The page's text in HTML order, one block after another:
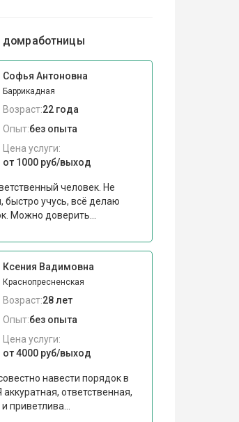
домработницы
Софья Антоновна
Баррикадная
Возраст:22 года
Опыт:без опыта
Цена услуги:
от 1000 руб/выход
человек. Не
быстро учусь, всё делаю
Можно доверить...
Ксения Вадимовна
Краснопресненская
Возраст:28 лет
Опыт:без опыта
Цена услуги:
от 4000 руб/выход
навести порядок в
ответственная,
приветлива...